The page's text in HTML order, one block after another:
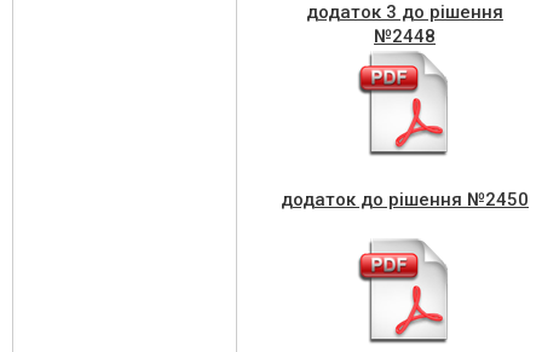
додаток 3 до рішення
№2448
додаток до рішення №2450